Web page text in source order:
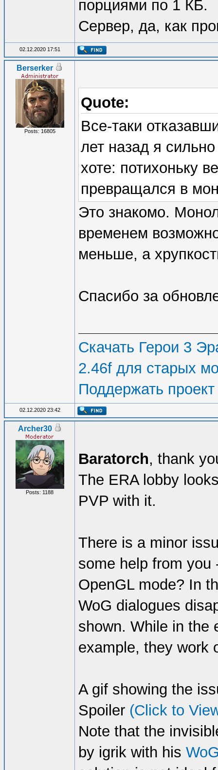
порциями по 1 КБ.
Сервер, да, как
02.12.2020 17:51
Berserker
Posts: 16805
Quote:
Все-таки
лет назад я
хоте: потихоньку
превращался в
Это знакомо.
временем
меньше, а
Спасибо за
Скачать Герои 3
2.46f для старых
Поддержать проект
02.12.2020 23:42
Archer30
Posts: 1188
Baratorch, thank
The ERA lobby
PVP with it.
There is a minor
some help from you
OpenGL mode? In
WoG dialogues
shown. While in the
example, they work
A gif showing the
Spoiler (Click to
Note that the
by igrik with his